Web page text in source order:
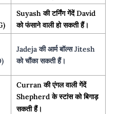
Suyash की टर्निंग गेंदें David
को फंसाने वाली हो सकती हैं।
Jadeja की आर्म बॉल्स Jitesh
को चौंका सकती हैं।
Curran की एंगल वाली गेंदें
Shepherd के स्टांस को बिगाड़
सकती हैं।